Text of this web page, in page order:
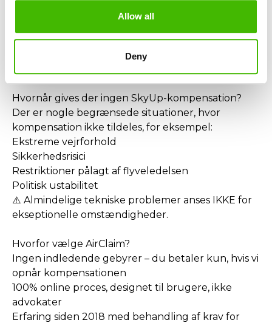
Allow all
Deny
dit forbindelsesfly, kan du søge om:
Omdirigering til den endelige destination
Refusion af ekstraudgifter (overnatning, mad,
Hvornår gives der ingen SkyUp-kompensation?
Der er nogle begrænsede situationer, hvor
kompensation ikke tildeles, for eksempel:
Ekstreme vejrforhold
Sikkerhedsrisici
Restriktioner pålagt af flyveledelsen
Politisk ustabilitet
⚠️ Almindelige tekniske problemer anses IKKE for
ekseptionelle omstændigheder.
Hvorfor vælge AirClaim?
Ingen indledende gebyrer – du betaler kun, hvis vi
opnår kompensationen
100% online proces, designet til brugere, ikke
advokater
Erfaring siden 2018 med behandling af krav for